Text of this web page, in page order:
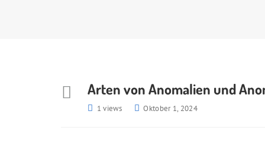
Arten von Anomalien und
1 views Oktober 1, 2024